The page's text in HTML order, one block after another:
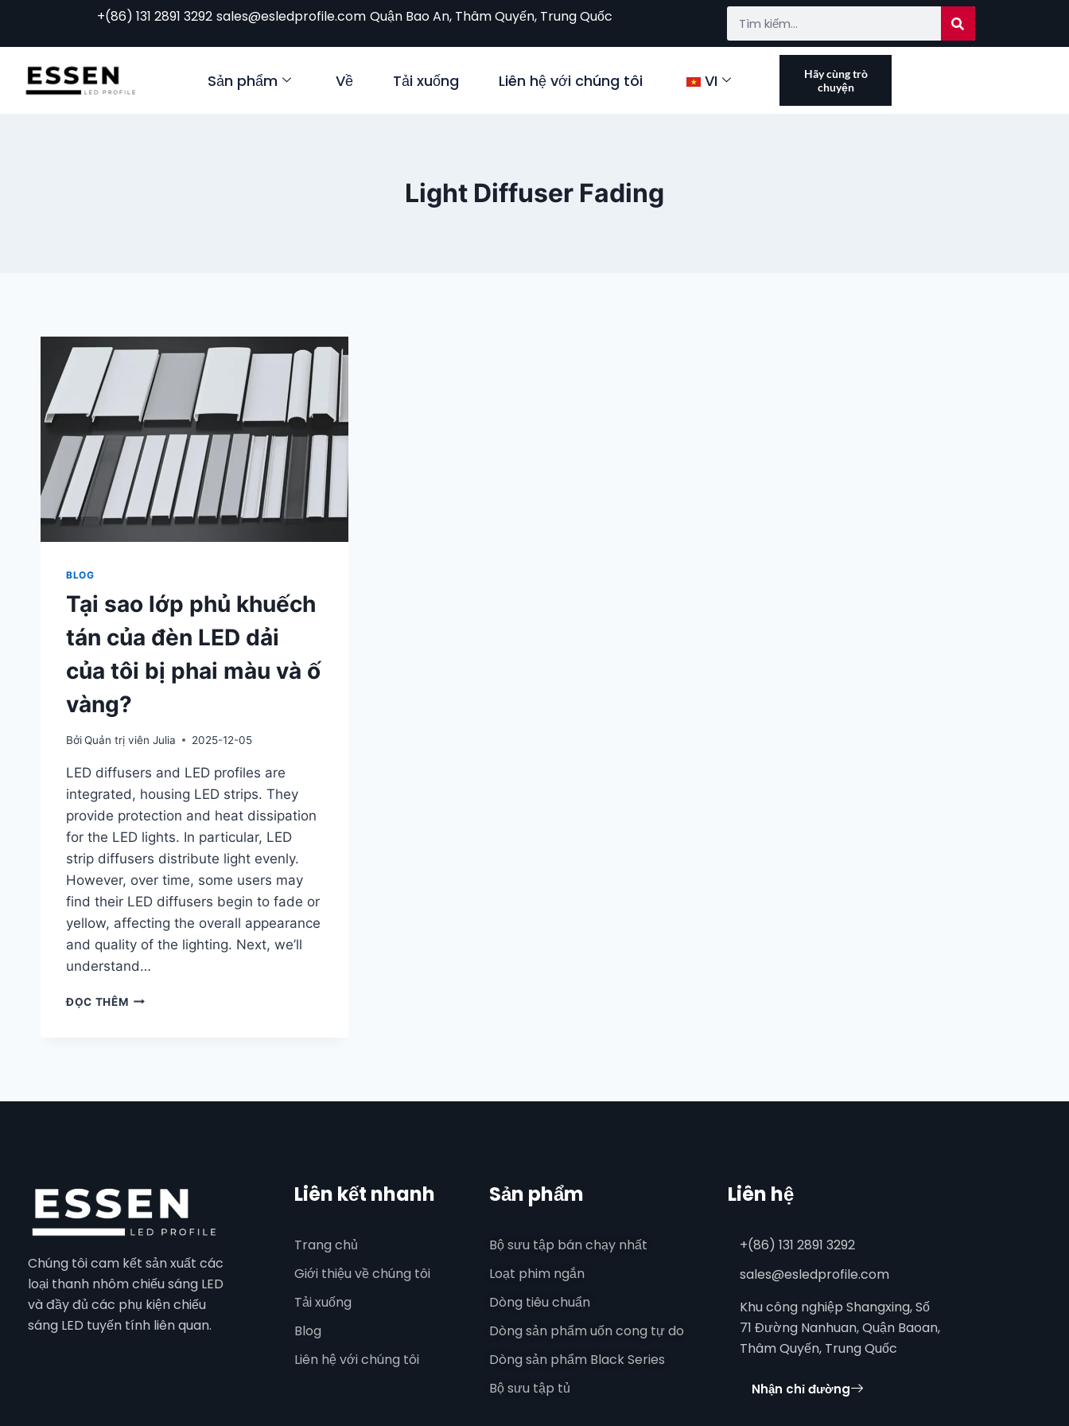
+(86) 131 2891 3292 sales@esledprofile.com Quận Bao An, Thâm Quyến, Trung Quốc
Sản phẩm Về Tải xuống Liên hệ với chúng tôi VI
Hãy cùng trò
chuyện
Light Diffuser Fading
BLOG
Tại sao lớp phủ khuếch
tán của đèn LED dải
của tôi bị phai màu và ố
vàng?
BởiQuản trị viên Julia 2025-12-05
LED diffusers and LED profiles are
integrated, housing LED strips. They
provide protection and heat dissipation
for the LED lights. In particular, LED
strip diffusers distribute light evenly.
However, over time, some users may
find their LED diffusers begin to fade or
yellow, affecting the overall appearance
and quality of the lighting. Next, we’ll
understand…
ĐỌC THÊM
Chúng tôi cam kết sản xuất các
loại thanh nhôm chiếu sáng LED
và đầy đủ các phụ kiện chiếu
sáng LED tuyến tính liên quan.
Liên kết nhanh
Trang chủ
Giới thiệu về chúng tôi
Tải xuống
Blog
Liên hệ với chúng tôi
Sản phẩm
Bộ sưu tập bán chạy nhất
Loạt phim ngắn
Dòng tiêu chuẩn
Dòng sản phẩm uốn cong tự do
Dòng sản phẩm Black Series
Bộ sưu tập tủ
Liên hệ
+(86) 131 2891 3292
sales@esledprofile.com
Khu công nghiệp Shangxing, Số
71 Đường Nanhuan, Quận Baoan,
Thâm Quyến, Trung Quốc
Nhận chỉ đường